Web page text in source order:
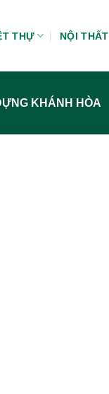
THỰ NỘI THẤT
KHÁNH HÒA